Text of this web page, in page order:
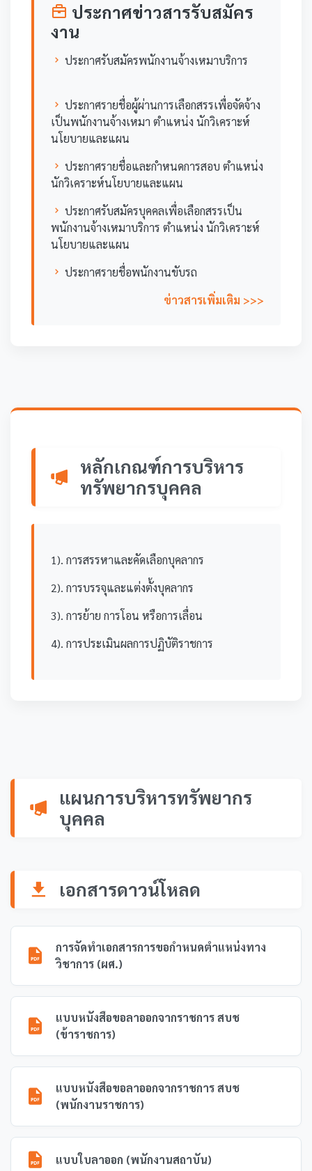
ประกาศข่าวสารรับสมัคร
งาน
ประกาศรับสมัครพนักงานจ้างเหมาบริการ
ประกาศรายชื่อผู้ผ่านการเลือกสรรเพื่อจัดจ้าง
เป็นพนักงานจ้างเหมา ตำแหน่ง นักวิเคราะห์
นโยบายและแผน
ประกาศรายชื่อและกำหนดการสอบ ตำแหน่ง
นักวิเคราะห์นโยบายและแผน
ประกาศรับสมัครบุคคลเพื่อเลือกสรรเป็น
พนักงานจ้างเหมาบริการ ตำแหน่ง นักวิเคราะห์
นโยบายและแผน
ประกาศรายชื่อพนักงานขับรถ
ข่าวสารเพิ่มเติม >>>
หลักเกณฑ์การบริหาร
ทรัพยากรบุคคล
1). การสรรหาและคัดเลือกบุคลากร
2). การบรรจุและแต่งตั้งบุคลากร
3). การย้าย การโอน หรือการเลื่อน
4). การประเมินผลการปฏิบัติราชการ
แผนการบริหารทรัพยากร
บุคคล
เอกสารดาวน์โหลด
การจัดทำเอกสารการขอกำหนดตำแหน่งทาง
วิชาการ (ผศ.)
แบบหนังสือขอลาออกจากราชการ สบช
(ข้าราชการ)
แบบหนังสือขอลาออกจากราชการ สบช
(พนักงานราชการ)
แบบใบลาออก (พนักงานสถาบัน)